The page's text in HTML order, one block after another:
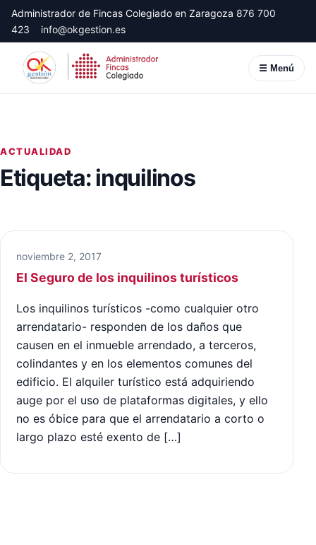
Administrador de Fincas Colegiado en Zaragoza 876 700
423
info@okgestion.es
☰ Menú
ACTUALIDAD
Etiqueta:inquilinos
noviembre 2, 2017
El Seguro de los inquilinos turísticos
Los inquilinos turísticos -como cualquier otro
arrendatario- responden de los daños que
causen en el inmueble arrendado, a terceros,
colindantes y en los elementos comunes del
edificio. El alquiler turístico está adquiriendo
auge por el uso de plataformas digitales, y ello
no es óbice para que el arrendatario a corto o
largo plazo esté exento de […]